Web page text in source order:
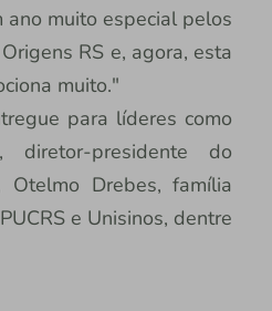
muito especial pelos
RS e, agora, esta
muito."
para líderes como
diretor-presidente do
Otelmo Drebes, família
e Unisinos, dentre